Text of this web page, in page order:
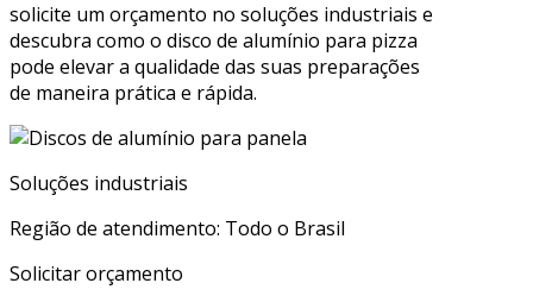
solicite um orçamento no soluções industriais e
descubra como o disco de alumínio para pizza
pode elevar a qualidade das suas preparações
de maneira prática e rápida.
Soluções industriais
Região de atendimento: Todo o Brasil
Solicitar orçamento